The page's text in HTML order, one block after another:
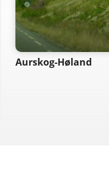
Aurskog-Høland